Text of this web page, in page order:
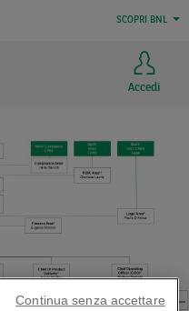
SCOPRI BNL
Accedi
Continua senza accettare